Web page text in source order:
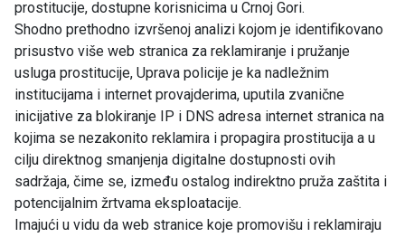
prostitucije, dostupne korisnicima u Crnoj Gori.
Shodno prethodno izvršenoj analizi kojom je identifikovano
prisustvo više web stranica za reklamiranje i pružanje
usluga prostitucije, Uprava policije je ka nadležnim
institucijama i internet provajderima, uputila zvanične
inicijative za blokiranje IP i DNS adresa internet stranica na
kojima se nezakonito reklamira i propagira prostitucija a u
cilju direktnog smanjenja digitalne dostupnosti ovih
sadržaja, čime se, između ostalog indirektno pruža zaštita i
potencijalnim žrtvama eksploatacije.
Imajući u vidu da web stranice koje promovišu i reklamiraju